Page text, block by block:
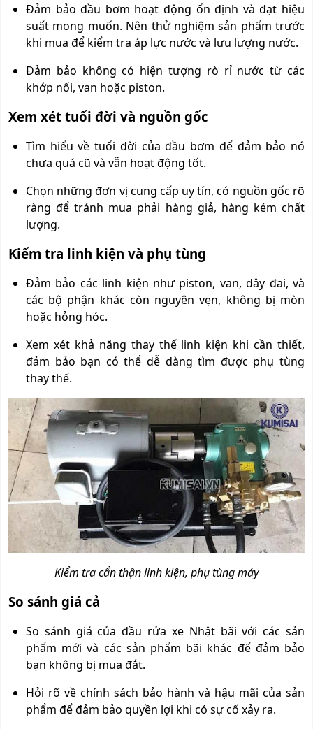
Đảm bảo đầu bơm hoạt động ổn định và đạt hiệu
suất mong muốn. Nên thử nghiệm sản phẩm trước
khi mua để kiểm tra áp lực nước và lưu lượng nước.
Đảm bảo không có hiện tượng rò rỉ nước từ các
khớp nối, van hoặc piston.
Xem xét tuổi đời và nguồn gốc
Tìm hiểu về tuổi đời của đầu bơm để đảm bảo nó
chưa quá cũ và vẫn hoạt động tốt.
Chọn những đơn vị cung cấp uy tín, có nguồn gốc rõ
ràng để tránh mua phải hàng giả, hàng kém chất
lượng.
Kiểm tra linh kiện và phụ tùng
Đảm bảo các linh kiện như piston, van, dây đai, và
các bộ phận khác còn nguyên vẹn, không bị mòn
hoặc hỏng hóc.
Xem xét khả năng thay thế linh kiện khi cần thiết,
đảm bảo bạn có thể dễ dàng tìm được phụ tùng
thay thế.
Kiểm tra cẩn thận linh kiện, phụ tùng máy
So sánh giá cả
So sánh giá của đầu rửa xe Nhật bãi với các sản
phẩm mới và các sản phẩm bãi khác để đảm bảo
bạn không bị mua đắt.
Hỏi rõ về chính sách bảo hành và hậu mãi của sản
phẩm để đảm bảo quyền lợi khi có sự cố xảy ra.